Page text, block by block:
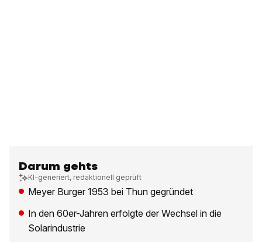
Darum gehts
KI-generiert, redaktionell geprüft
Meyer Burger 1953 bei Thun gegründet
In den 60er-Jahren erfolgte der Wechsel in die
Solarindustrie